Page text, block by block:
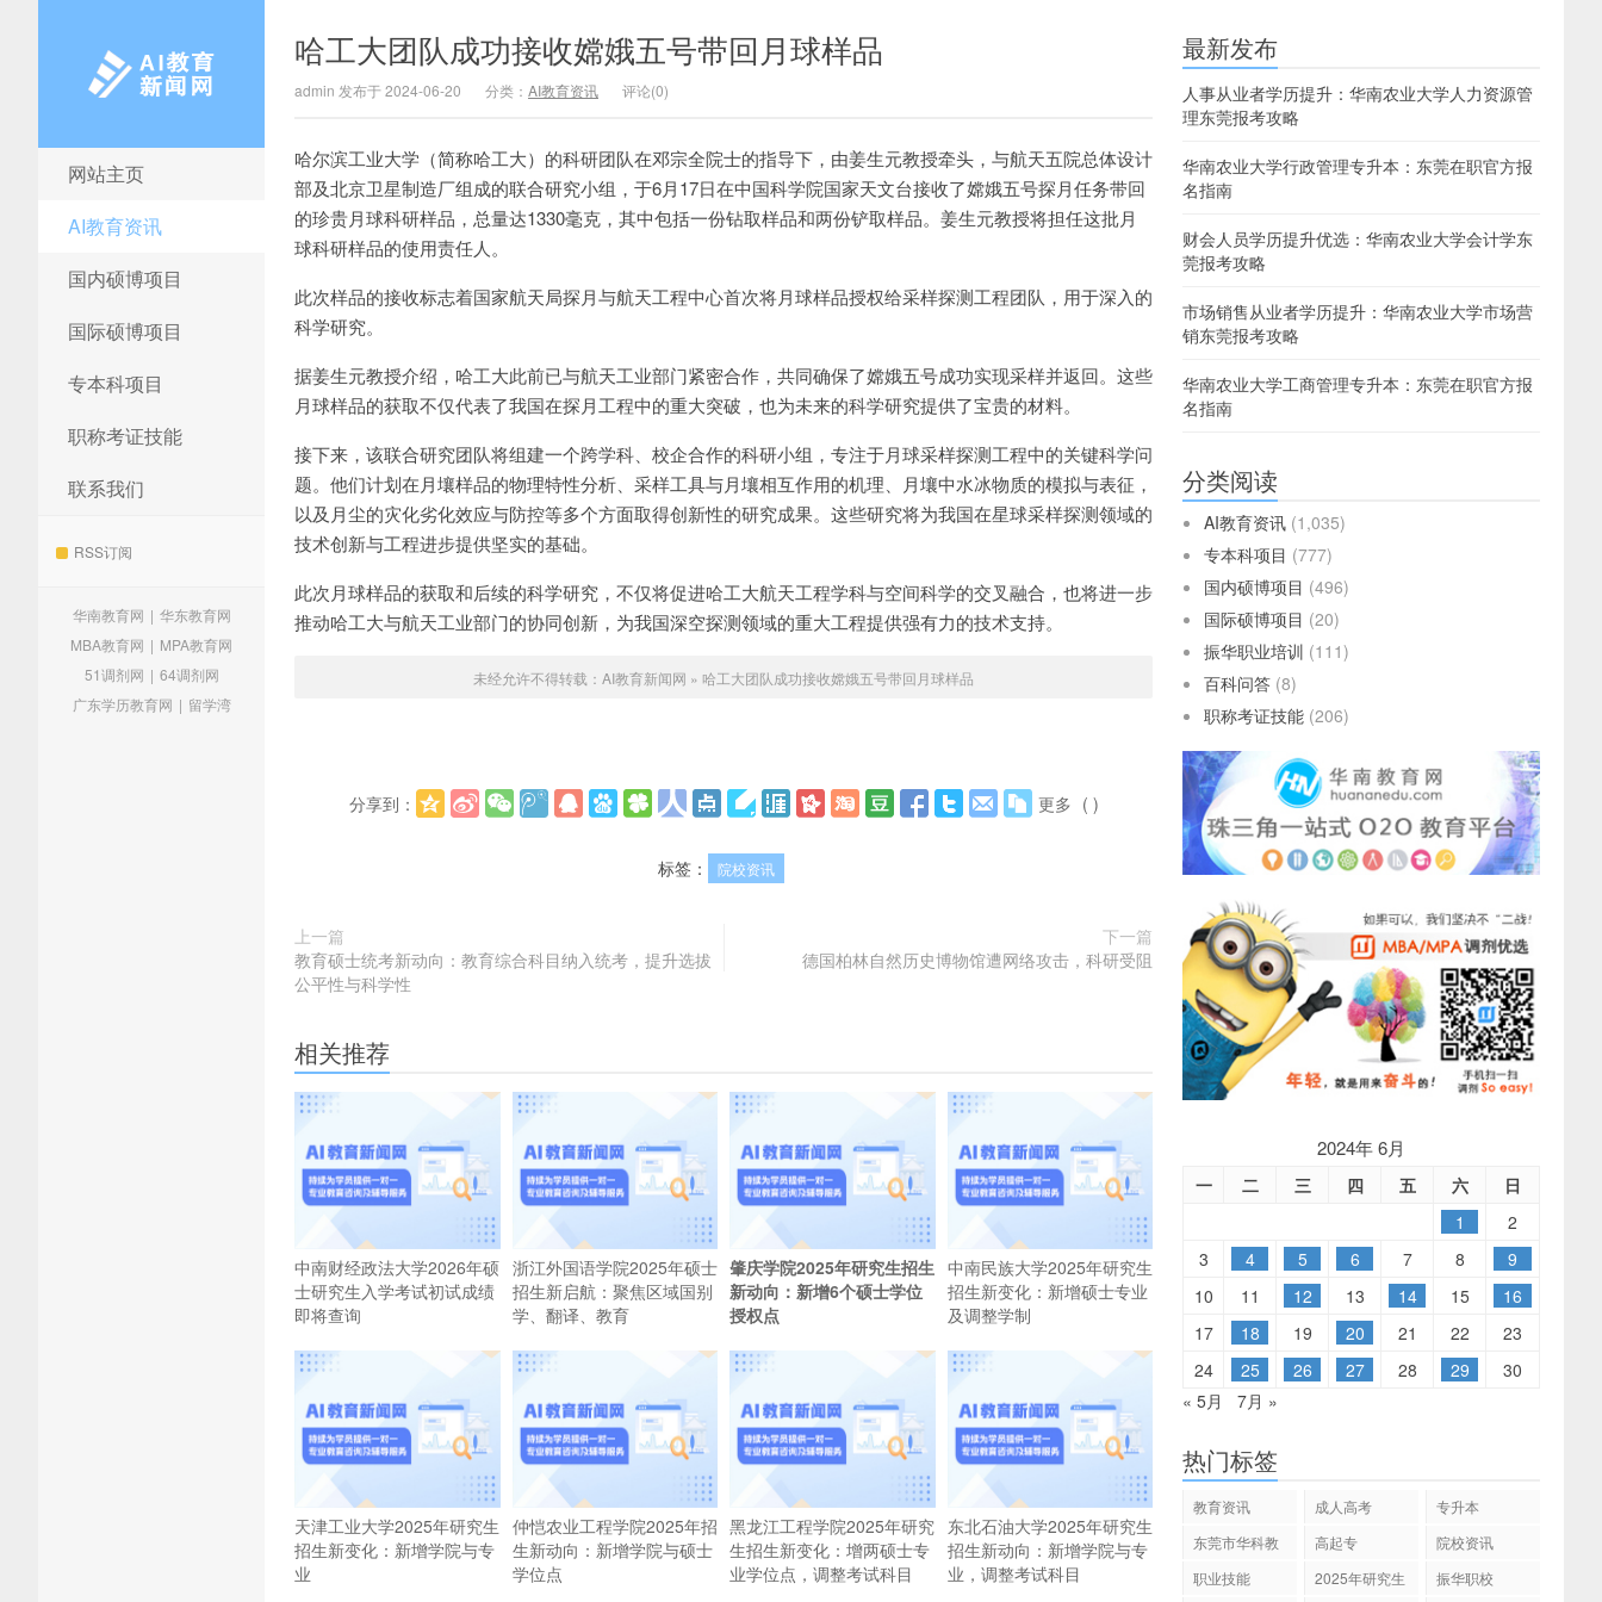
AI教育新闻网
网站主页
AI教育资讯
国内硕博项目
国际硕博项目
专本科项目
职称考证技能
联系我们
RSS订阅
华南教育网 | 华东教育网
MBA教育网 | MPA教育网
51调剂网 | 64调剂网
广东学历教育网 | 留学湾
哈工大团队成功接收嫦娥五号带回月球样品
admin 发布于 2024-06-20 分类： AI教育资讯 评论(0)
哈尔滨工业大学（简称哈工大）的科研团队在邓宗全院士的指导下，由姜生元教授牵头，与航天五院总体设计
部及北京卫星制造厂组成的联合研究小组，于6月17日在中国科学院国家天文台接收了嫦娥五号探月任务带回
的珍贵月球科研样品，总量达1330毫克，其中包括一份钻取样品和两份铲取样品。姜生元教授将担任这批月
球科研样品的使用责任人。
此次样品的接收标志着国家航天局探月与航天工程中心首次将月球样品授权给采样探测工程团队，用于深入的
科学研究。
据姜生元教授介绍，哈工大此前已与航天工业部门紧密合作，共同确保了嫦娥五号成功实现采样并返回。这些
月球样品的获取不仅代表了我国在探月工程中的重大突破，也为未来的科学研究提供了宝贵的材料。
接下来，该联合研究团队将组建一个跨学科、校企合作的科研小组，专注于月球采样探测工程中的关键科学问
题。他们计划在月壤样品的物理特性分析、采样工具与月壤相互作用的机理、月壤中水冰物质的模拟与表征，
以及月尘的灾化劣化效应与防控等多个方面取得创新性的研究成果。这些研究将为我国在星球采样探测领域的
技术创新与工程进步提供坚实的基础。
此次月球样品的获取和后续的科学研究，不仅将促进哈工大航天工程学科与空间科学的交叉融合，也将进一步
推动哈工大与航天工业部门的协同创新，为我国深空探测领域的重大工程提供强有力的技术支持。
未经允许不得转载： AI教育新闻网 » 哈工大团队成功接收嫦娥五号带回月球样品
分享到： 更多 ( )
标签： 院校资讯
上一篇
教育硕士统考新动向：教育综合科目纳入统考，提升选拔
公平性与科学性
下一篇
德国柏林自然历史博物馆遭网络攻击，科研受阻
相关推荐
中南财经政法大学2026年硕
士研究生入学考试初试成绩
即将查询
浙江外国语学院2025年硕士
招生新启航：聚焦区域国别
学、翻译、教育
肇庆学院2025年研究生招生
新动向：新增6个硕士学位
授权点
中南民族大学2025年研究生
招生新变化：新增硕士专业
及调整学制
天津工业大学2025年研究生
招生新变化：新增学院与专
业
仲恺农业工程学院2025年招
生新动向：新增学院与硕士
学位点
黑龙江工程学院2025年研究
生招生新变化：增两硕士专
业学位点，调整考试科目
东北石油大学2025年研究生
招生新动向：新增学院与专
业，调整考试科目
最新发布
人事从业者学历提升：华南农业大学人力资源管
理东莞报考攻略
华南农业大学行政管理专升本：东莞在职官方报
名指南
财会人员学历提升优选：华南农业大学会计学东
莞报考攻略
市场销售从业者学历提升：华南农业大学市场营
销东莞报考攻略
华南农业大学工商管理专升本：东莞在职官方报
名指南
分类阅读
AI教育资讯 (1,035)
专本科项目 (777)
国内硕博项目 (496)
国际硕博项目 (20)
振华职业培训 (111)
百科问答 (8)
职称考证技能 (206)
2024年 6月
一 二 三 四 五 六
日
1
2
3
4 5 6 7 8
9
10
11 12 13 14 15
16
17
18 19 20 21 22
23
24
25 26 27 28 29
30
« 5月
7月 »
热门标签
教育资讯 成人高考
专升本
东莞市华科教
高起专
院校资讯
职业技能
2025年研究生
振华职校